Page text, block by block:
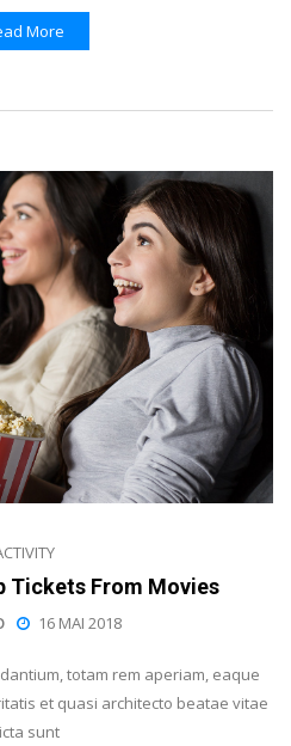
More
Tickets From Movies
16 MAI 2018
totam rem aperiam, eaque
et quasi architecto beatae vitae
sunt